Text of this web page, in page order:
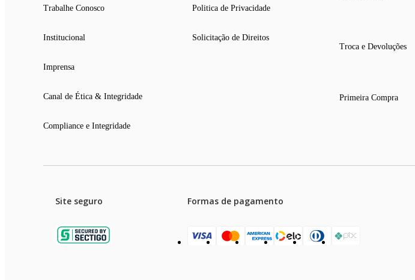
Trabalhe Conosco
Institucional
Imprensa
Canal de Ética & Integridade
Compliance e Integridade
Politica de Privacidade
Solicitação de Direitos
Troca e Devoluções
Primeira Compra
Site seguro Formas de pagamento